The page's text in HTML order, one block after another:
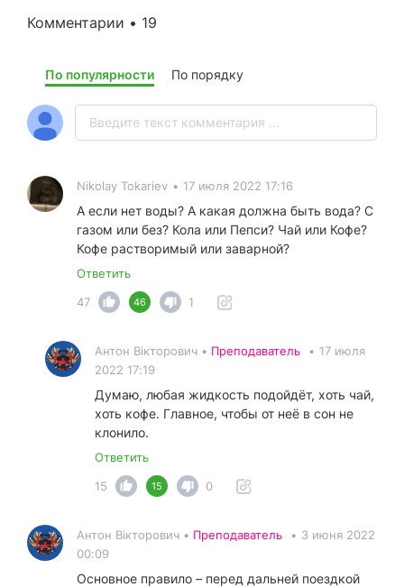
Комментарии • 19
По популярности По порядку
Nikolay Tokariev • 17 июля 2022 17:16
А если нет воды? А какая должна быть вода? С
газом или без? Кола или Пепси? Чай или Кофе?
Кофе растворимый или заварной?
Ответить
47
46 1
Антон Вікторович • Преподаватель • 17 июля
2022 17:19
Думаю, любая жидкость подойдёт, хоть чай,
хоть кофе. Главное, чтобы от неё в сон не
клонило.
Ответить
15
15 0
Антон Вікторович • Преподаватель • 3 июня 2022
00:09
Основное правило – перед дальней поездкой